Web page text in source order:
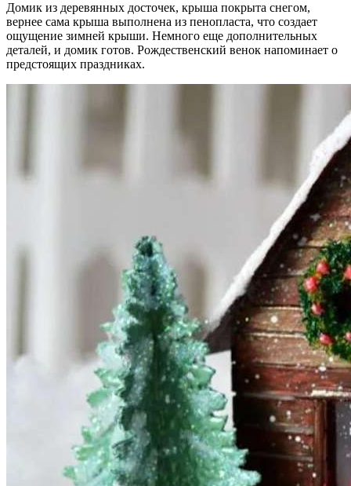
Домик из деревянных досточек, крыша покрыта снегом,
вернее сама крыша выполнена из пенопласта, что создает
ощущение зимней крыши. Немного еще дополнительных
деталей, и домик готов. Рождественский венок напоминает о
предстоящих праздниках.